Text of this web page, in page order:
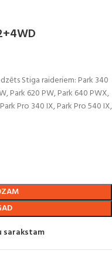
Stiga raideriem: Park 340
Park 620 PW, Park 640 PWX,
Pro 340 IX, Park Pro 540 IX,
sarakstam